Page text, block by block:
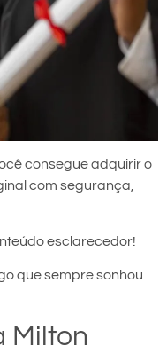
consegue adquirir o
com segurança,
esclarecedor!
que sempre sonhou
Milton